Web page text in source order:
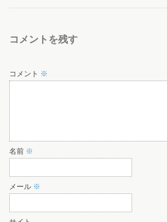
コメントを残す
コメント ※
名前 ※
メール ※